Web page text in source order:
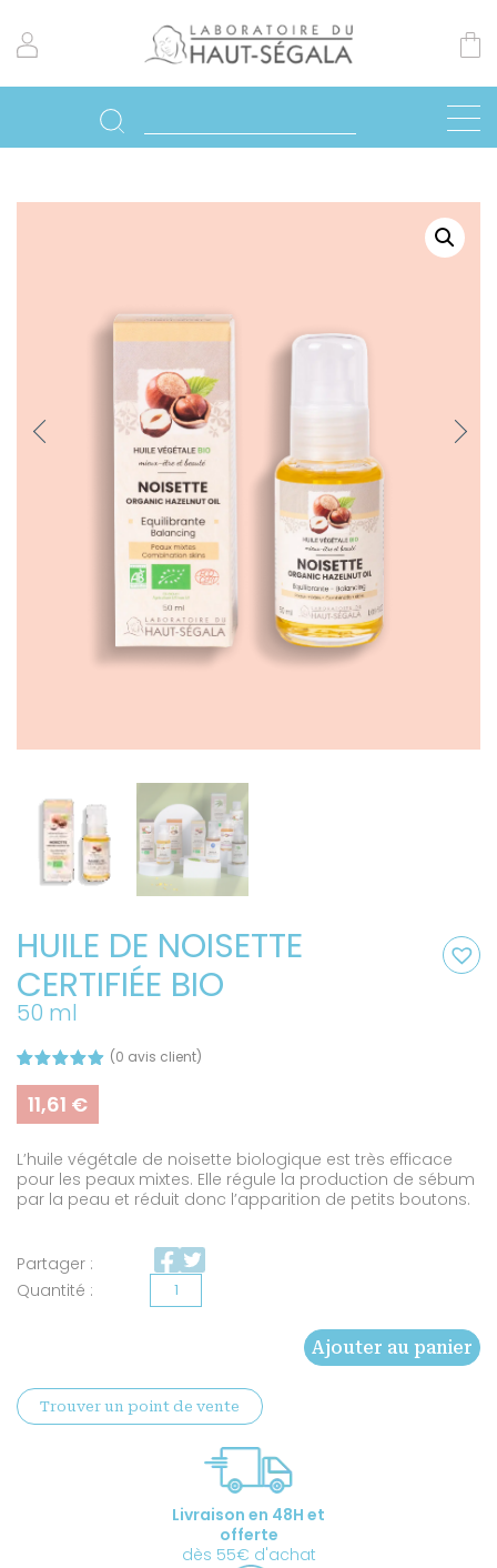
Previo
Next
HUILE DE NOISETTE
CERTIFIÉE BIO
50 ml
sur 5
basé sur
notations
(0 avis client)
11,61 €
L’huile végétale de noisette biologique est très efficace
pour les peaux mixtes. Elle régule la production de sébum
par la peau et réduit donc l’apparition de petits boutons.
Partager :
quantité
de
noisette
Ajouter au panier
Trouver un point de vente
Livraison en 48H et
offerte
dès 55€ d'achat